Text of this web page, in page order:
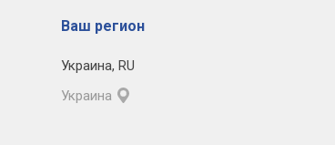
Ваш регион
Украина, RU
Украина